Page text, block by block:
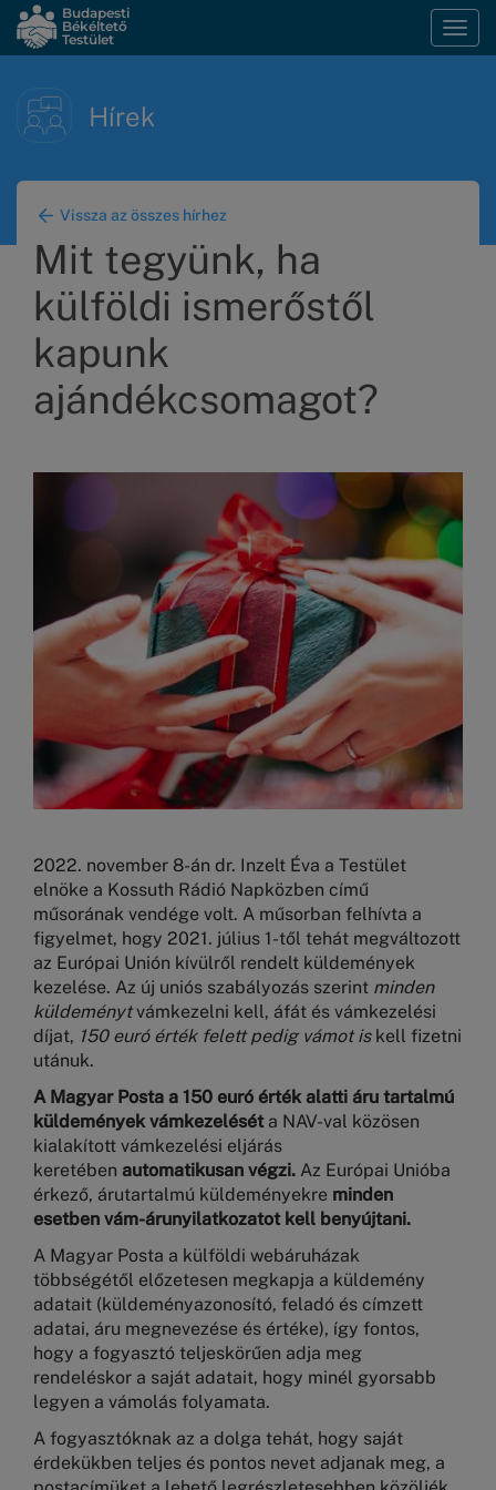
Ugrás
tartalomra
Budapesti
Békéltető
Testület
Hírek
Vissza az összes hírhez
Mit tegyünk, ha
külföldi ismerőstől
kapunk
ajándékcsomagot?
2022. november 8-án dr. Inzelt Éva a Testület
elnöke a Kossuth Rádió Napközben című
műsorának vendége volt. A műsorban felhívta a
figyelmet, hogy 2021. július 1-től tehát megváltozott
az Európai Unión kívülről rendelt küldemények
kezelése. Az új uniós szabályozás szerint minden
küldeménytvámkezelni kell, áfát és vámkezelési
díjat, 150 euró érték felett pedig vámot is kell fizetni
utánuk.
A Magyar Posta a 150 euró érték alatti áru tartalmú
küldemények vámkezelését a NAV-val közösen
kialakított vámkezelési eljárás
keretében automatikusan végzi. Az Európai Unióba
érkező, árutartalmú küldeményekre minden
esetben vám-árunyilatkozatot kell benyújtani.
A Magyar Posta a külföldi webáruházak
többségétől előzetesen megkapja a küldemény
adatait (küldeményazonosító, feladó és címzett
adatai, áru megnevezése és értéke), így fontos,
hogy a fogyasztó teljeskörűen adja meg
rendeléskor a saját adatait, hogy minél gyorsabb
legyen a vámolás folyamata.
A fogyasztóknak az a dolga tehát, hogy saját
érdekükben teljes és pontos nevet adjanak meg, a